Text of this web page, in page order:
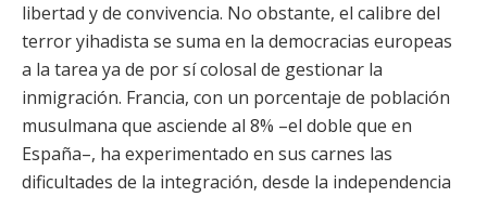
libertad y de convivencia. No obstante, el calibre del
terror yihadista se suma en la democracias europeas
a la tarea ya de por sí colosal de gestionar la
inmigración. Francia, con un porcentaje de población
musulmana que asciende al 8% –el doble que en
España–, ha experimentado en sus carnes las
dificultades de la integración, desde la independencia